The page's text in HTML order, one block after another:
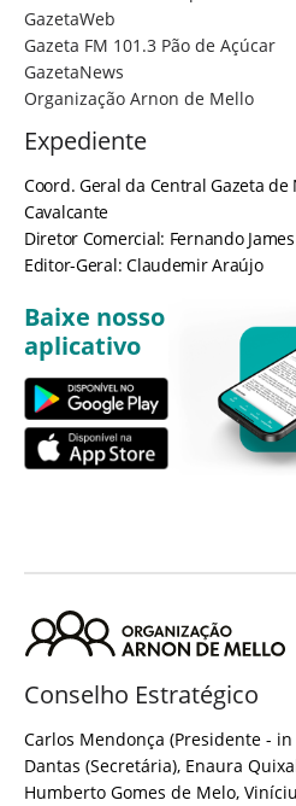
GazetaWeb
Gazeta FM 101.3 Pão de Açúcar
GazetaNews
Organização Arnon de Mello
Expediente
Coord. Geral da Central Gazeta de
Cavalcante
Diretor Comercial: Fernando James
Editor-Geral: Claudemir Araújo
Baixe nosso
aplicativo
Conselho Estratégico
Carlos Mendonça (Presidente -
Dantas (Secretária), Enaura
Humberto Gomes de Melo,